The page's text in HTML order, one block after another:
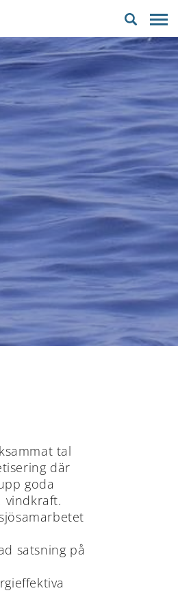
tal
där
goda
vindkraft.
satsning på